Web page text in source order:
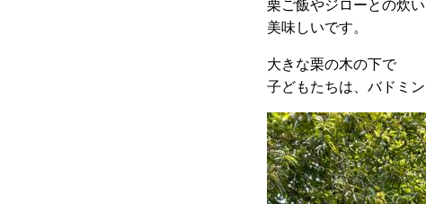
栗ご飯やジローとの炊
美味しいです。
大きな栗の木の下で
子どもたちは、バドミン